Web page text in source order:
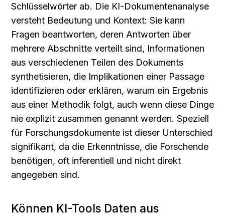
Schlüsselwörter ab. Die KI-Dokumentenanalyse
versteht Bedeutung und Kontext: Sie kann
Fragen beantworten, deren Antworten über
mehrere Abschnitte verteilt sind, Informationen
aus verschiedenen Teilen des Dokuments
synthetisieren, die Implikationen einer Passage
identifizieren oder erklären, warum ein Ergebnis
aus einer Methodik folgt, auch wenn diese Dinge
nie explizit zusammen genannt werden. Speziell
für Forschungsdokumente ist dieser Unterschied
signifikant, da die Erkenntnisse, die Forschende
benötigen, oft inferentiell und nicht direkt
angegeben sind.
Können KI-Tools Daten aus